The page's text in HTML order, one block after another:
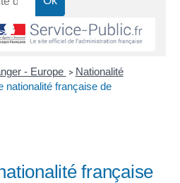
- Europe > Nationalité
nationalité française de
française